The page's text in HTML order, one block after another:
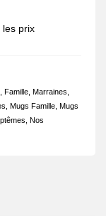
les prix
Famille Marraines
Mugs Famille Mugs
Nos